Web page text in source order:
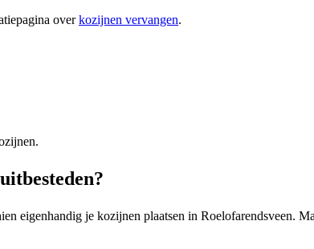
overkozijnen vervangen.
eigenhandig je kozijnen plaatsen in Roelofarendsveen.